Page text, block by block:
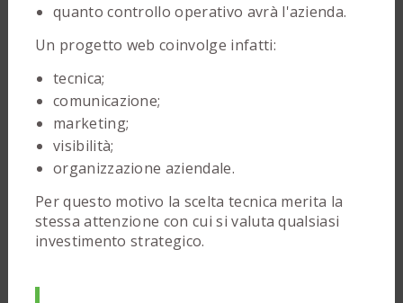
quanto controllo operativo avrà l'azienda.
Un progetto web coinvolge infatti:
tecnica;
comunicazione;
marketing;
visibilità;
organizzazione aziendale.
Per questo motivo la scelta tecnica merita la
stessa attenzione con cui si valuta qualsiasi
investimento strategico.